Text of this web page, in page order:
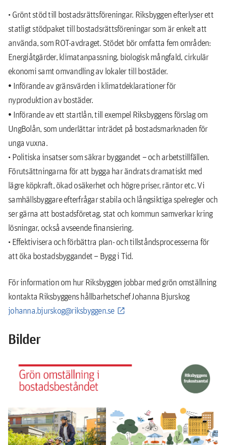
• Grönt stöd till bostadsrättsföreningar. Riksbyggen efterlyser ett
statligt stödpaket till bostadsrättsföreningar som är enkelt att
använda, som ROT-avdraget. Stödet bör omfatta fem områden:
Energiåtgärder, klimatanpassning, biologisk mångfald, cirkulär
ekonomi samt omvandling av lokaler till bostäder.
• Införande av gränsvärden i klimatdeklarationer för
nyproduktion av bostäder.
• Införande av ett startlån, till exempel Riksbyggens förslag om
UngBolån, som underlättar inträdet på bostadsmarknaden för
unga vuxna.
• Politiska insatser som säkrar byggandet – och arbetstillfällen.
Förutsättningarna för att bygga har ändrats dramatiskt med
lägre köpkraft, ökad osäkerhet och högre priser, räntor etc. Vi
samhällsbyggare efterfrågar stabila och långsiktiga spelregler och
ser gärna att bostadsföretag, stat och kommun samverkar kring
lösningar, också avseende finansiering.
• Effektivisera och förbättra plan- och tillståndsprocesserna för
att öka bostadsbyggandet – Bygg i Tid.
För information om hur Riksbyggen jobbar med grön omställning
kontakta Riksbyggens hållbarhetschef Johanna Bjurskog
johanna.bjurskog@riksbyggen.se
Bilder